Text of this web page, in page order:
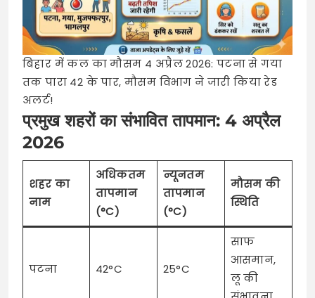
बिहार में कल का मौसम 4 अप्रैल 2026: पटना से गया
तक पारा 42 के पार, मौसम विभाग ने जारी किया रेड
अलर्ट!
प्रमुख शहरों का संभावित तापमान: 4 अप्रैल
2026
शहर का
नाम
अधिकतम
तापमान
(°C)
न्यूनतम
तापमान
(°C)
मौसम की
स्थिति
पटना 42°C 25°C
साफ
आसमान,
लू की